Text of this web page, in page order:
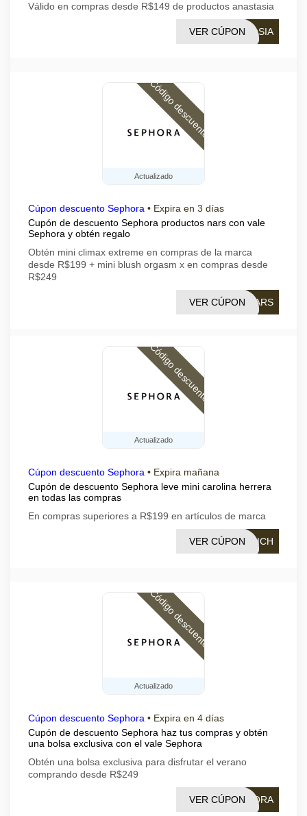
Válido en compras desde R$149 de productos anastasia
ASIA
VER CÚPON
Actualizado
Código descuento
Cúpon descuento Sephora • Expira en 3 días
Cupón de descuento Sephora productos nars con vale
Sephora y obtén regalo
Obtén mini climax extreme en compras de la marca
desde R$199 + mini blush orgasm x en compras desde
R$249
NARS
VER CÚPON
Actualizado
Código descuento
Cúpon descuento Sephora • Expira mañana
Cupón de descuento Sephora leve mini carolina herrera
en todas las compras
En compras superiores a R$199 en artículos de marca
NICH
VER CÚPON
Actualizado
Código descuento
Cúpon descuento Sephora • Expira en 4 días
Cupón de descuento Sephora haz tus compras y obtén
una bolsa exclusiva con el vale Sephora
Obtén una bolsa exclusiva para disfrutar el verano
comprando desde R$249
HORA
VER CÚPON